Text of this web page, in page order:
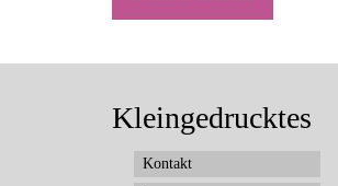
Kleingedrucktes
Kontakt